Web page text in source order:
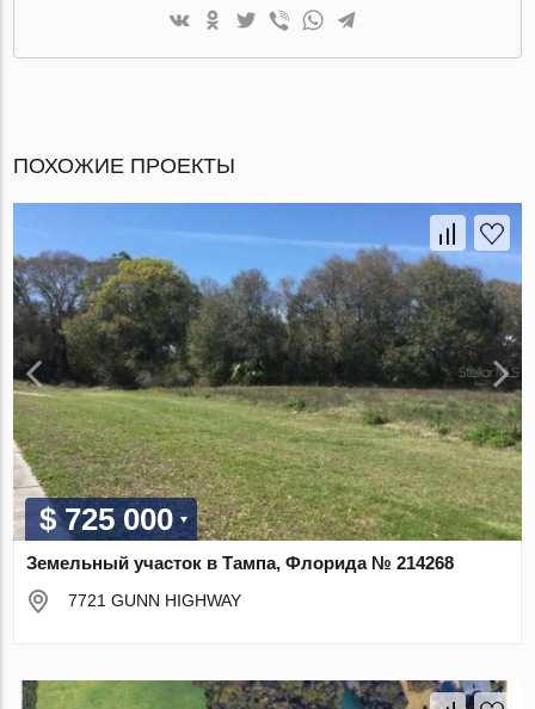
ПОХОЖИЕ ПРОЕКТЫ
$ 725 000
Земельный участок в Тампа, Флорида № 214268
7721 GUNN HIGHWAY